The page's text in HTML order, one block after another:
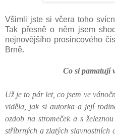
Všimli jste si včera toho
Tak přesně o něm jsem
nejnovějšího prosincového
Brně.
Co si pamatují
Už je to pár let, co jsem ve
viděla, jak si autorka a její
ozdob na stromeček a s
stříbrných a zlatých slavnostních